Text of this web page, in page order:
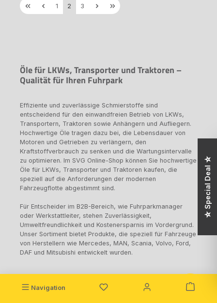
Navigation
Seite
1 Seite
2 Seite
3
Öle für LKWs, Transporter und Traktoren –
Qualität für Ihren Fuhrpark
Effiziente und zuverlässige Schmierstoffe sind
entscheidend für den einwandfreien Betrieb von LKWs,
Transportern, Traktoren sowie Anhängern und Aufliegern.
Hochwertige Öle tragen dazu bei, die Lebensdauer von
Motoren und Getrieben zu verlängern, den
Kraftstoffverbrauch zu senken und die Wartungsintervalle
zu optimieren. Im SVG Online-Shop können Sie hochwertige
Öle für LKWs, Transporter und Traktoren kaufen, die
speziell auf die Anforderungen der modernen
Fahrzeugflotte abgestimmt sind.
Für Entscheider im B2B-Bereich, wie Fuhrparkmanager
oder Werkstattleiter, stehen Zuverlässigkeit,
Umweltfreundlichkeit und Kostenersparnis im Vordergrund.
Unser Sortiment bietet Produkte, die speziell für Fahrzeuge
von Herstellern wie Mercedes, MAN, Scania, Volvo, Ford,
DAF und Mitsubishi entwickelt wurden.
Nutzfahrzeuge
☆ Special Deal ☆